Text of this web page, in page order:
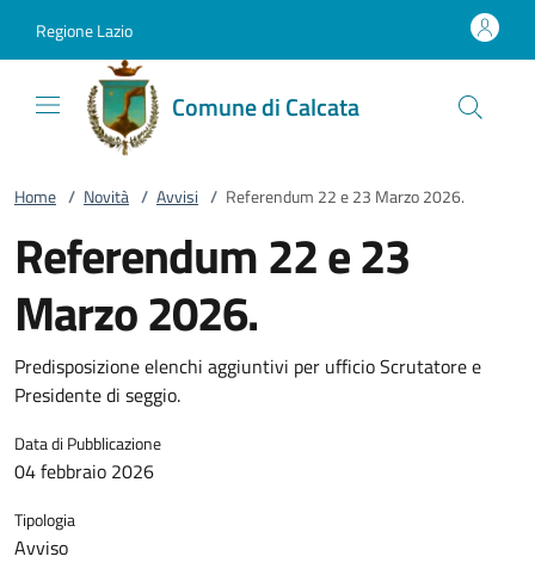
Regione Lazio
Comune di Calcata
Home / Novità / Avvisi / Referendum 22 e 23 Marzo 2026.
Referendum 22 e 23
Marzo 2026.
Predisposizione elenchi aggiuntivi per ufficio Scrutatore e
Presidente di seggio.
Data di Pubblicazione
04 febbraio 2026
Tipologia
Avviso